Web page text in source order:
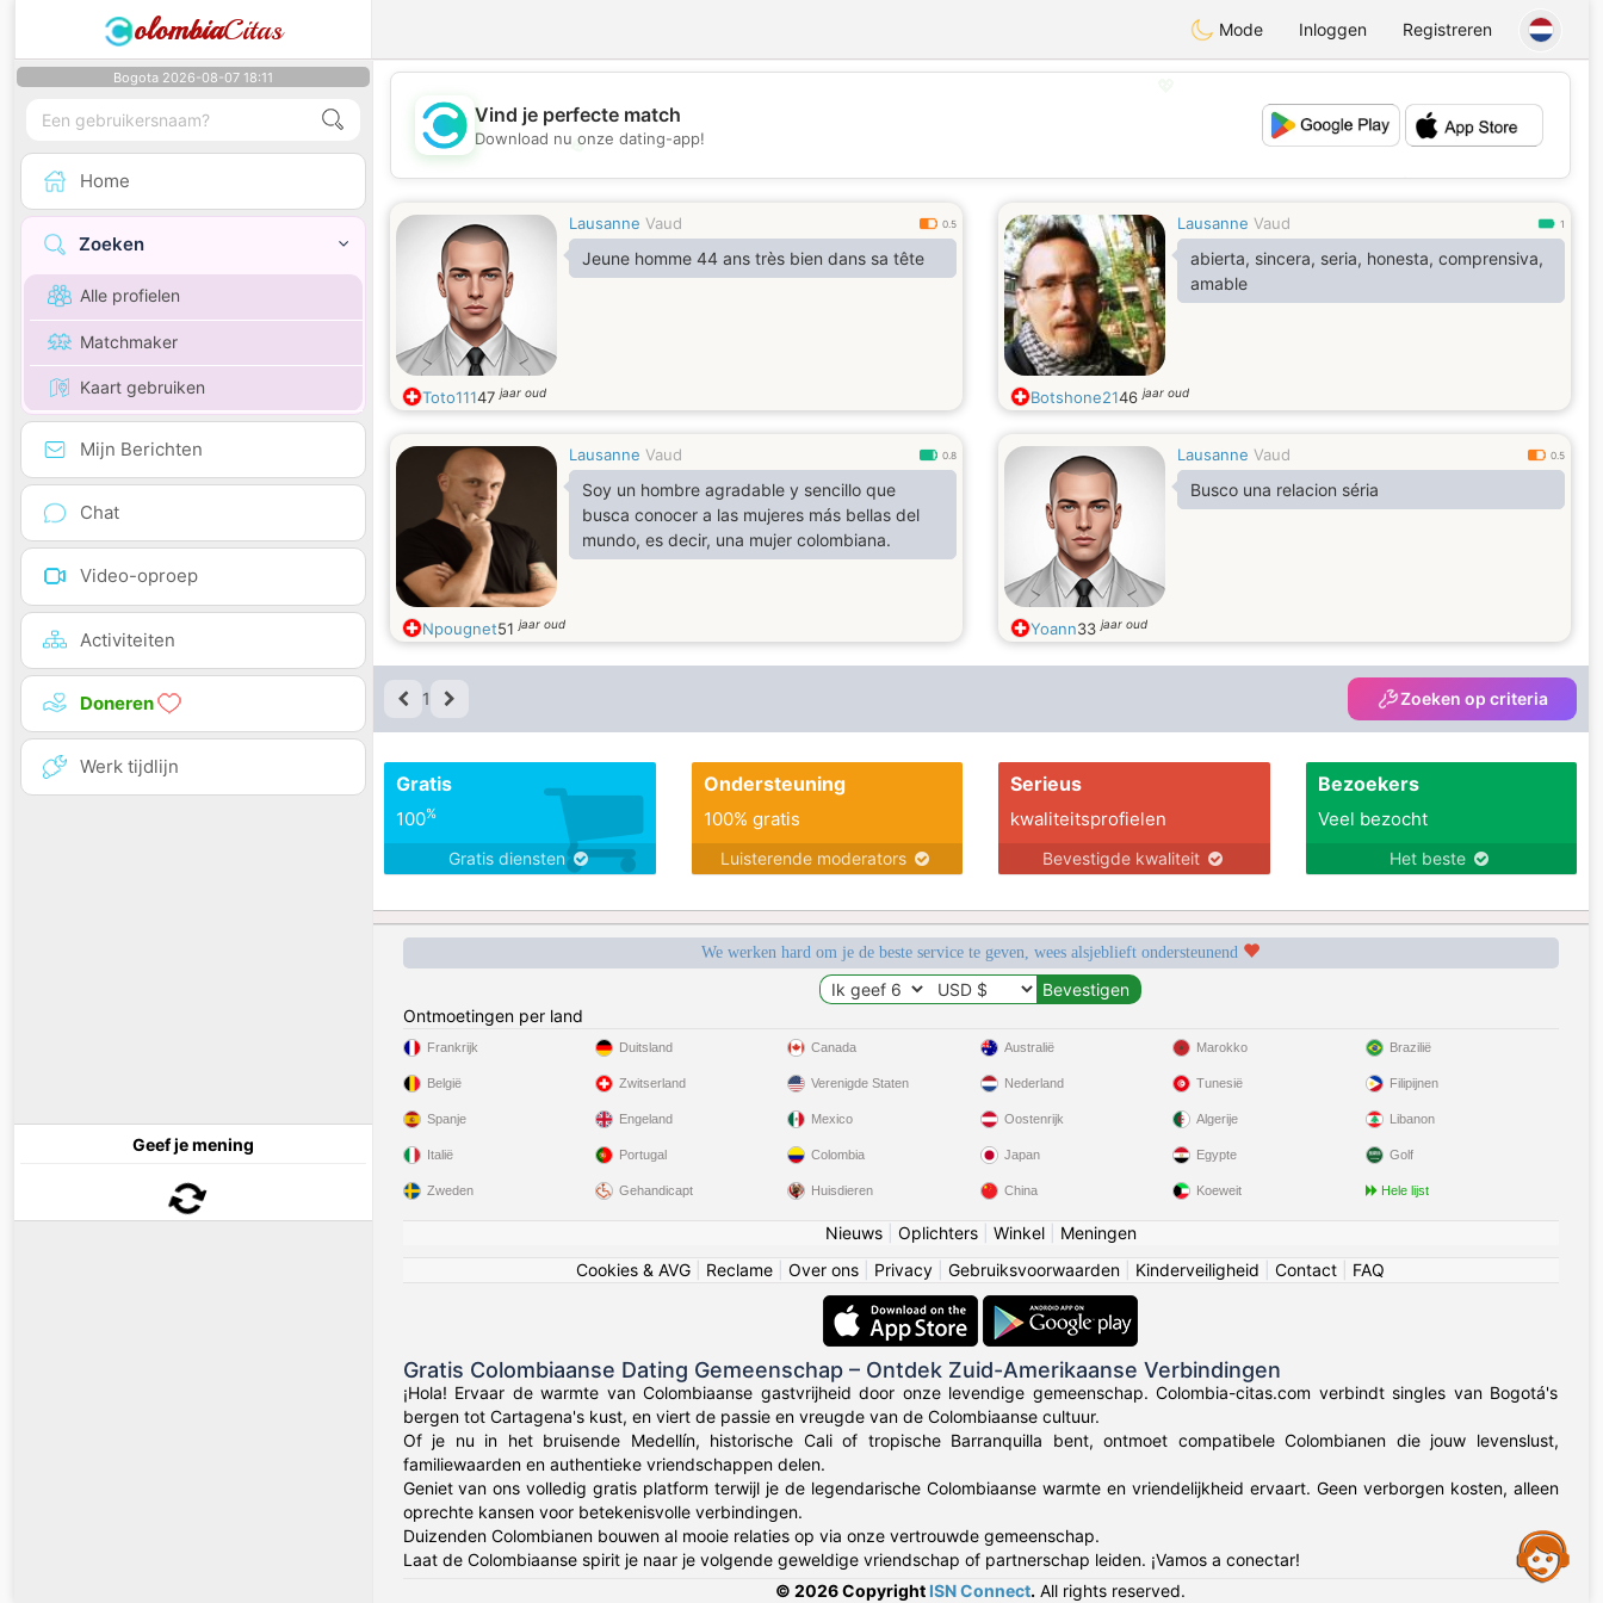
olombiaCitas Mode Inloggen Registreren
Bogota 2026-08-07 18:11
Home
Zoeken
Alle profielen
Matchmaker
Kaart gebruiken
Mijn Berichten
Chat
Video-oproep
Activiteiten
Doneren
Werk tijdlijn
Geef je mening
💖
💕
Vind je perfecte match
Download nu onze dating-app!
Lausanne Vaud 0.5
Jeune homme 44 ans très bien dans sa tête
Toto11147jaar oud
Lausanne Vaud 1
abierta, sincera, seria, honesta, comprensiva,
amable
Botshone2146jaar oud
Lausanne Vaud 0.8
Soy un hombre agradable y sencillo que
busca conocer a las mujeres más bellas del
mundo, es decir, una mujer colombiana.
Npougnet51jaar oud
Lausanne Vaud 0.5
Busco una relacion séria
Yoann33jaar oud
1 Zoeken op criteria
Gratis
100%
Gratis diensten
Ondersteuning
100% gratis
Luisterende moderators
Serieus
kwaliteitsprofielen
Bevestigde kwaliteit
Bezoekers
Veel bezocht
Het beste
We werken hard om je de beste service te geven, wees alsjeblieft ondersteunend
Ontmoetingen per land
Frankrijk
België
Spanje
Italië
Zweden
Duitsland
Zwitserland
Engeland
Portugal
Gehandicapt
Canada
Verenigde Staten
Mexico
Colombia
Huisdieren
Australië
Nederland
Oostenrijk
Japan
China
Marokko
Tunesië
Algerije
Egypte
Koeweit
Brazilië
Filipijnen
Libanon
Golf
Hele lijst
Nieuws| Oplichters| Winkel| Meningen
Cookies & AVG
Reclame Over ons Privacy Gebruiksvoorwaarden Kinderveiligheid Contact FAQ
Gratis Colombiaanse Dating Gemeenschap – Ontdek Zuid-Amerikaanse Verbindingen
¡Hola! Ervaar de warmte van Colombiaanse gastvrijheid door onze levendige gemeenschap. Colombia-citas.com verbindt singles van Bogotá's
bergen tot Cartagena's kust, en viert de passie en vreugde van de Colombiaanse cultuur.
Of je nu in het bruisende Medellín, historische Cali of tropische Barranquilla bent, ontmoet compatibele Colombianen die jouw levenslust,
familiewaarden en authentieke vriendschappen delen.
Geniet van ons volledig gratis platform terwijl je de legendarische Colombiaanse warmte en vriendelijkheid ervaart. Geen verborgen kosten, alleen
oprechte kansen voor betekenisvolle verbindingen.
Duizenden Colombianen bouwen al mooie relaties op via onze vertrouwde gemeenschap.
Laat de Colombiaanse spirit je naar je volgende geweldige vriendschap of partnerschap leiden. ¡Vamos a conectar!
© 2026 Copyright ISN Connect. All rights reserved.